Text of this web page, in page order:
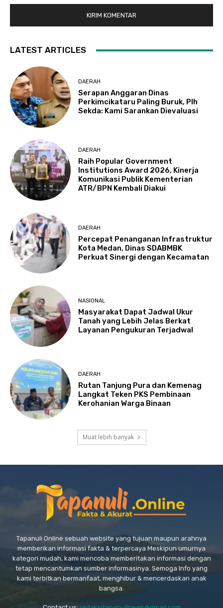
LATEST ARTICLES
DAERAH
Serapan Anggaran Dinas
Perkimcikataru Paling Buruk, Plh
Sekda: Kami Sarankan Dievaluasi
DAERAH
Raih Popular Government
Institutions Award 2026, Kinerja
Komunikasi Publik Kementerian
ATR/BPN Kembali Diakui
DAERAH
Percepat Penanganan Infrastruktur
Kota Medan, Dinas SDABMBK
Perkuat Sinergi dengan Kecamatan
NASIONAL
Masyarakat Dapat Jadwal Ukur
Tanah yang Lebih Jelas Berkat
Layanan Pengukuran Terjadwal
DAERAH
Rutan Tanjung Pura dan Kemenag
Langkat Teken PKS Pembinaan
Kerohanian Warga Binaan
Muat lebih banyak
Tapanuli Online sebuah website yang tujuan maupun arahnya
memberikan informasi fakta & terpercaya Meskipun umurnya
kategori mudah, kami mencoba memberitakan informasi dengan
tetap mencantumkan sumber informasinya. Semoga Info yang
kami terbitkan bermanfaat, menghibur & mencerdaskan anak
bangsa.